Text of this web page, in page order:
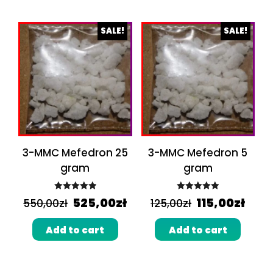
SALE!
3-MMC Mefedron 25
gram
Rated5.00
550,00zł 525,00zł
Add to cart
SALE!
3-MMC Mefedron 5
gram
Rated5.00
125,00zł 115,00zł
Add to cart